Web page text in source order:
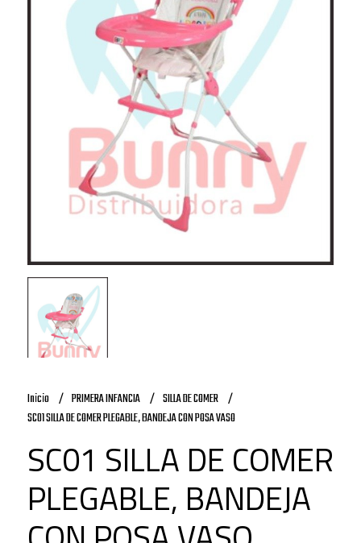
Inicio PRIMERA INFANCIA
SILLA DE COMER
SC01 SILLA DE COMER PLEGABLE, BANDEJA CON POSA VASO
SC01 SILLA DE COMER
PLEGABLE, BANDEJA